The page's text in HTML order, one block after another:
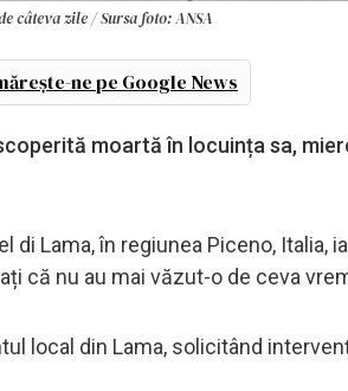
câteva zile / Sursa foto: ANSA
ne pe Google News
moartă în locuința sa,
Lama, în regiunea Piceno, Italia,
că nu au mai văzut-o de ceva
local din Lama, solicitând